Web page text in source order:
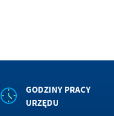
GODZINY PRACY
URZĘDU